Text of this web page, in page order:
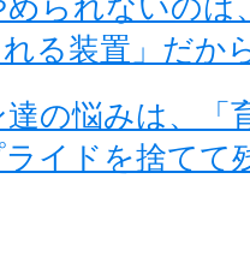
る装置」だか
の悩みは、「
イドを捨てて